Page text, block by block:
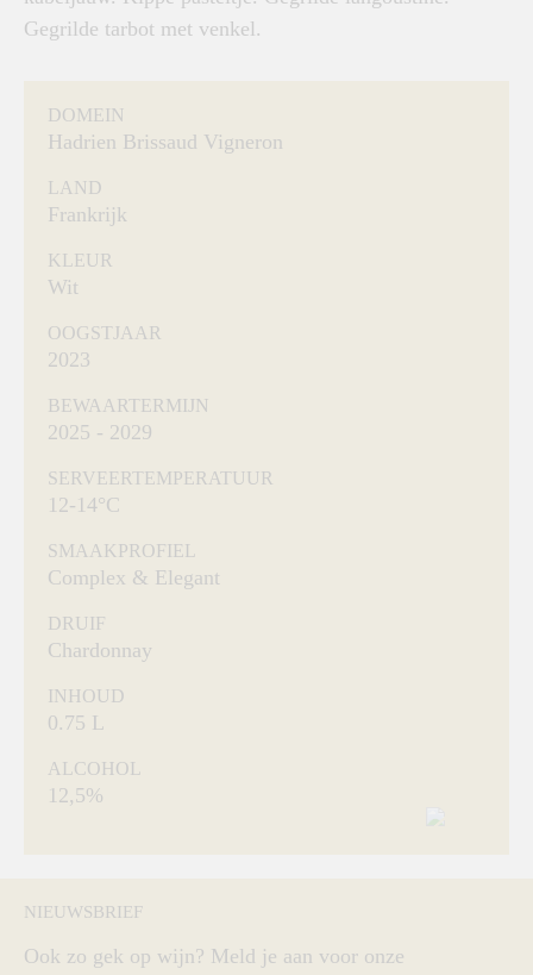
Gegrilde tarbot met venkel.
DOMEIN
Hadrien Brissaud Vigneron
LAND
Frankrijk
KLEUR
Wit
OOGSTJAAR
2023
BEWAARTERMIJN
2025 - 2029
SERVEERTEMPERATUUR
12-14°C
SMAAKPROFIEL
Complex & Elegant
DRUIF
Chardonnay
INHOUD
0.75 L
ALCOHOL
12,5%
NIEUWSBRIEF
Ook zo gek op wijn? Meld je aan voor onze